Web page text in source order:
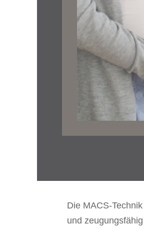
Die MACS-
und